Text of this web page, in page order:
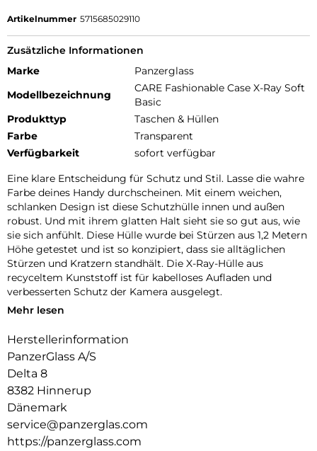
Artikelnummer 5715685029110
Zusätzliche Informationen
Marke
Panzerglass
Modellbezeichnung
CARE Fashionable Case X-Ray Soft
Basic
Produkttyp
Taschen & Hüllen
Farbe
Transparent
Verfügbarkeit
sofort verfügbar
Eine klare Entscheidung für Schutz und Stil. Lasse die wahre
Farbe deines Handy durchscheinen. Mit einem weichen,
schlanken Design ist diese Schutzhülle innen und außen
robust. Und mit ihrem glatten Halt sieht sie so gut aus, wie
sie sich anfühlt. Diese Hülle wurde bei Stürzen aus 1,2 Metern
Höhe getestet und ist so konzipiert, dass sie alltäglichen
Stürzen und Kratzern standhält. Die X-Ray-Hülle aus
recyceltem Kunststoff ist für kabelloses Aufladen und
verbesserten Schutz der Kamera ausgelegt.
DARE TO CARE:
und Lifestyle-Marke, die aus den hochwertigsten Materialien
hergestellt und von Mode-, Kunst- und Musiktrends
beeinflusst wird. Wir kümmern uns um Menschen und die
Welt, in der wir leben. Wir legen Wert auf Nachhaltigkeit und
Selbstdarstellung. Wir kümmern uns um Technik und die
Lebensdauer von Technik. Verwandle dein Handy in ein
stilvoll geschütztes Accessoire. Zeig der Welt, dass du dich
um sie sorgst.
Mehr lesen
Herstellerinformation
PanzerGlass A/S
Delta 8
8382 Hinnerup
Dänemark
service@panzerglas.com
https://panzerglass.com